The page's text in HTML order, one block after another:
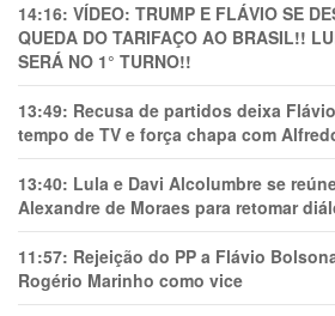
14:16: VÍDEO: TRUMP E FLÁVIO SE
QUEDA DO TARIFAÇO AO BRASIL!!
SERÁ NO 1° TURNO!!
13:49: Recusa de partidos deixa
tempo de TV e força chapa com
13:40: Lula e Davi Alcolumbre se
Alexandre de Moraes para retomar
11:57: Rejeição do PP a Flávio
Rogério Marinho como vice